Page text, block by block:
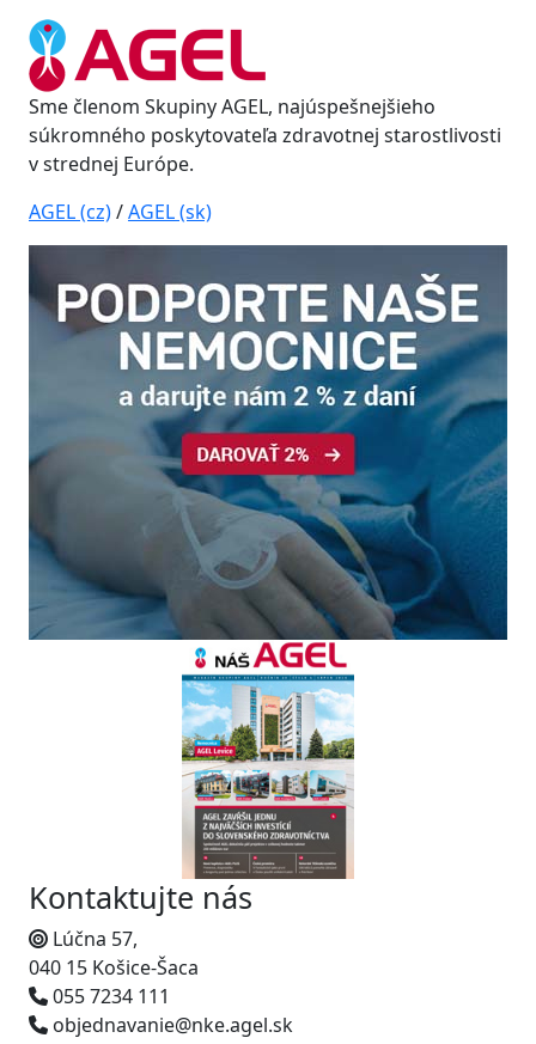
Sme členom Skupiny AGEL, najúspešnejšieho
súkromného poskytovateľa zdravotnej starostlivosti
v strednej Európe.
AGEL (cz)/AGEL (sk)
Kontaktujte nás
Lúčna 57,
040 15 Košice-Šaca
055 7234 111
objednavanie@nke.agel.sk